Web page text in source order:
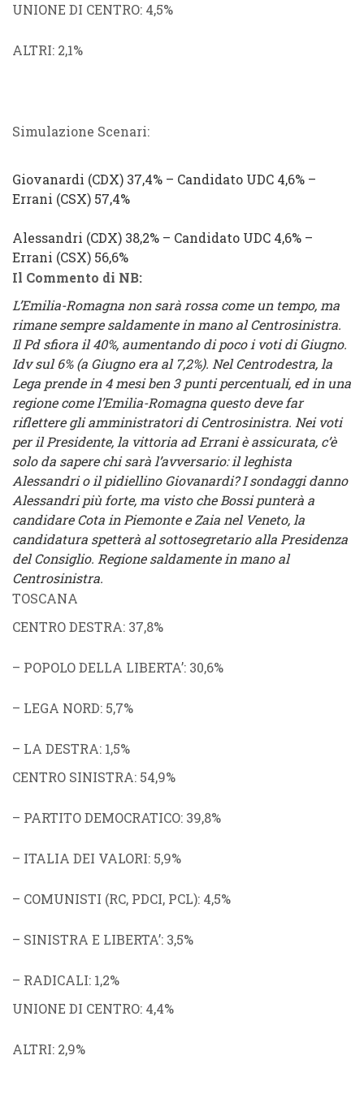
UNIONE DI CENTRO: 4,5%
ALTRI: 2,1%
Simulazione Scenari:
Giovanardi (CDX) 37,4% – Candidato UDC 4,6% –
Errani (CSX) 57,4%
Alessandri (CDX) 38,2% – Candidato UDC 4,6% –
Errani (CSX) 56,6%
Il Commento di NB:
L’Emilia-Romagna non sarà rossa come un tempo, ma
rimane sempre saldamente in mano al Centrosinistra.
Il Pd sfiora il 40%, aumentando di poco i voti di Giugno.
Idv sul 6% (a Giugno era al 7,2%). Nel Centrodestra, la
Lega prende in 4 mesi ben 3 punti percentuali, ed in una
regione come l’Emilia-Romagna questo deve far
riflettere gli amministratori di Centrosinistra. Nei voti
per il Presidente, la vittoria ad Errani è assicurata, c’è
solo da sapere chi sarà l’avversario: il leghista
Alessandri o il pidiellino Giovanardi? I sondaggi danno
Alessandri più forte, ma visto che Bossi punterà a
candidare Cota in Piemonte e Zaia nel Veneto, la
candidatura spetterà al sottosegretario alla Presidenza
del Consiglio. Regione saldamente in mano al
Centrosinistra.
TOSCANA
CENTRO DESTRA: 37,8%
– POPOLO DELLA LIBERTA’: 30,6%
– LEGA NORD: 5,7%
– LA DESTRA: 1,5%
CENTRO SINISTRA: 54,9%
– PARTITO DEMOCRATICO: 39,8%
– ITALIA DEI VALORI: 5,9%
– COMUNISTI (RC, PDCI, PCL): 4,5%
– SINISTRA E LIBERTA’: 3,5%
– RADICALI: 1,2%
UNIONE DI CENTRO: 4,4%
ALTRI: 2,9%